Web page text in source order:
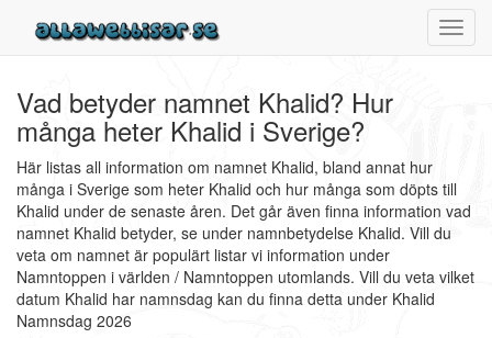
Vad betyder namnet Khalid? Hur
många heter Khalid i Sverige?
Här listas all information om namnet Khalid, bland annat hur
många i Sverige som heter Khalid och hur många som döpts till
Khalid under de senaste åren. Det går även finna information vad
namnet Khalid betyder, se under namnbetydelse Khalid. Vill du
veta om namnet är populärt listar vi information under
Namntoppen i världen / Namntoppen utomlands. Vill du veta vilket
datum Khalid har namnsdag kan du finna detta under Khalid
Namnsdag 2026